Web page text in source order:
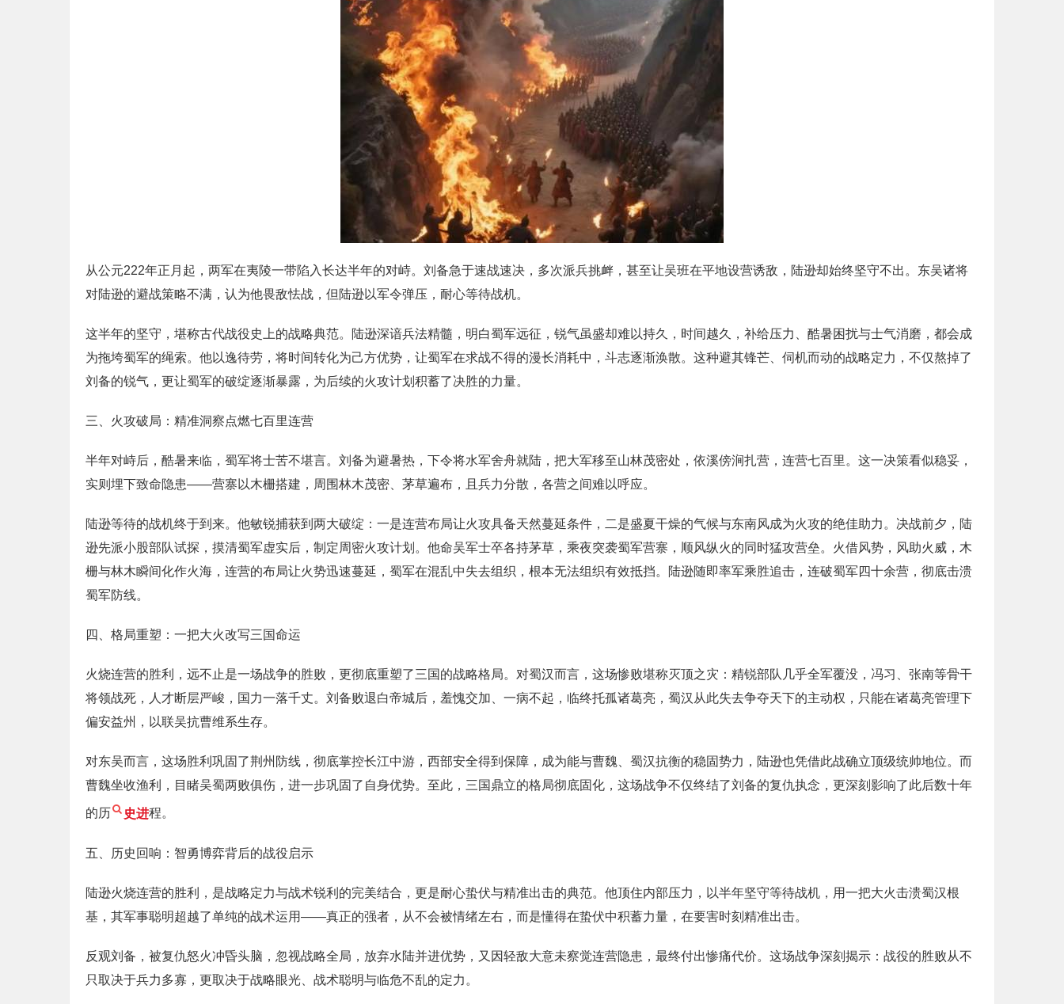
从公元222年正月起，两军在夷陵一带陷入长达半年的对峙。刘备急于速战速决，多次派兵挑衅，甚至让吴班在平地设营诱敌，陆逊却始终坚守不出。东吴诸将
对陆逊的避战策略不满，认为他畏敌怯战，但陆逊以军令弹压，耐心等待战机。
这半年的坚守，堪称古代战役史上的战略典范。陆逊深谙兵法精髓，明白蜀军远征，锐气虽盛却难以持久，时间越久，补给压力、酷暑困扰与士气消磨，都会成
为拖垮蜀军的绳索。他以逸待劳，将时间转化为己方优势，让蜀军在求战不得的漫长消耗中，斗志逐渐涣散。这种避其锋芒、伺机而动的战略定力，不仅熬掉了
刘备的锐气，更让蜀军的破绽逐渐暴露，为后续的火攻计划积蓄了决胜的力量。
三、火攻破局：精准洞察点燃七百里连营
半年对峙后，酷暑来临，蜀军将士苦不堪言。刘备为避暑热，下令将水军舍舟就陆，把大军移至山林茂密处，依溪傍涧扎营，连营七百里。这一决策看似稳妥，
实则埋下致命隐患——营寨以木栅搭建，周围林木茂密、茅草遍布，且兵力分散，各营之间难以呼应。
陆逊等待的战机终于到来。他敏锐捕获到两大破绽：一是连营布局让火攻具备天然蔓延条件，二是盛夏干燥的气候与东南风成为火攻的绝佳助力。决战前夕，陆
逊先派小股部队试探，摸清蜀军虚实后，制定周密火攻计划。他命吴军士卒各持茅草，乘夜突袭蜀军营寨，顺风纵火的同时猛攻营垒。火借风势，风助火威，木
栅与林木瞬间化作火海，连营的布局让火势迅速蔓延，蜀军在混乱中失去组织，根本无法组织有效抵挡。陆逊随即率军乘胜追击，连破蜀军四十余营，彻底击溃
蜀军防线。
四、格局重塑：一把大火改写三国命运
火烧连营的胜利，远不止是一场战争的胜败，更彻底重塑了三国的战略格局。对蜀汉而言，这场惨败堪称灭顶之灾：精锐部队几乎全军覆没，冯习、张南等骨干
将领战死，人才断层严峻，国力一落千丈。刘备败退白帝城后，羞愧交加、一病不起，临终托孤诸葛亮，蜀汉从此失去争夺天下的主动权，只能在诸葛亮管理下
偏安益州，以联吴抗曹维系生存。
对东吴而言，这场胜利巩固了荆州防线，彻底掌控长江中游，西部安全得到保障，成为能与曹魏、蜀汉抗衡的稳固势力，陆逊也凭借此战确立顶级统帅地位。而
曹魏坐收渔利，目睹吴蜀两败俱伤，进一步巩固了自身优势。至此，三国鼎立的格局彻底固化，这场战争不仅终结了刘备的复仇执念，更深刻影响了此后数十年
的历 史进程。
五、历史回响：智勇博弈背后的战役启示
陆逊火烧连营的胜利，是战略定力与战术锐利的完美结合，更是耐心蛰伏与精准出击的典范。他顶住内部压力，以半年坚守等待战机，用一把大火击溃蜀汉根
基，其军事聪明超越了单纯的战术运用——真正的强者，从不会被情绪左右，而是懂得在蛰伏中积蓄力量，在要害时刻精准出击。
反观刘备，被复仇怒火冲昏头脑，忽视战略全局，放弃水陆并进优势，又因轻敌大意未察觉连营隐患，最终付出惨痛代价。这场战争深刻揭示：战役的胜败从不
只取决于兵力多寡，更取决于战略眼光、战术聪明与临危不乱的定力。